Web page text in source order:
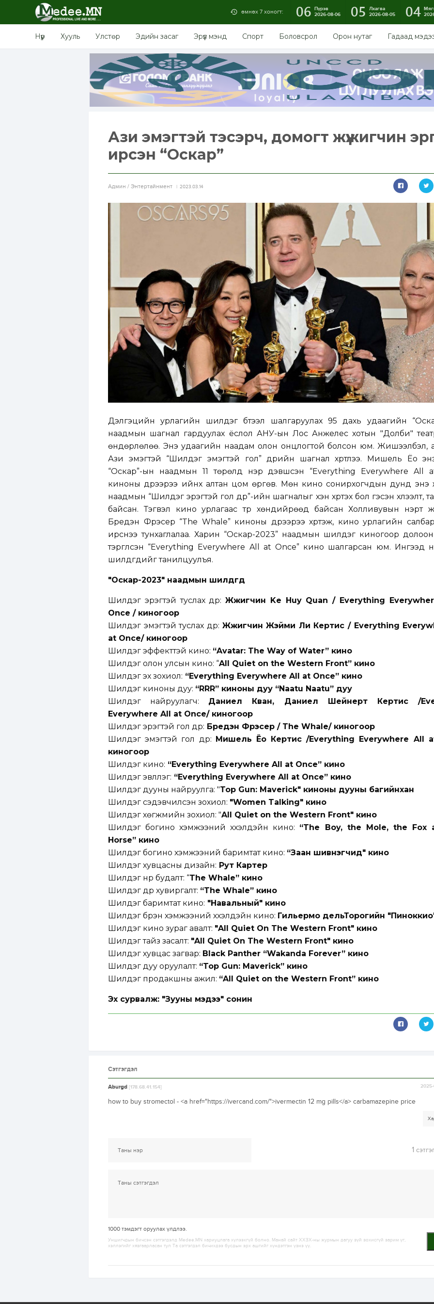
өмнөх 7 хоногт: 06 Пүрэв
2026-08-06
05
Лхагва
2026-08-05
04
Нүүр Хууль Улстөр Эдийн засаг Эрүүл мэнд Спорт Боловсрол Орон нутаг Гадаад
Ази эмэгтэй тэсэрч, домогт жүжигчин
ирсэн “Оскар”
Aдмин / Энтертайнмент 2023.03.14
Дэлгэцийн урлагийн шилдэг бүтээл шалгаруулах 95 дахь удаагийн
наадмын шагнал гардуулах ёслол АНУ-ын Лос Анжелес хотын "Долби"
өндөрлөлөө. Энэ удаагийн наадам олон онцлогтой болсон юм. Жишээлбэл,
Ази эмэгтэй “Шилдэг эмэгтэй гол” дүрийн шагнал хүртлээ. Мишель Ёо
“Оскар”-ын наадмын 11 төрөлд нэр дэвшсэн “Everything Everywhere All
киноны дүрээрээ ийнхүү алтан цом өргөв. Мөн кино сонирхогчдын дунд
наадмын “Шилдэг эрэгтэй гол дүр”-ийн шагналыг хэн хүртэх бол гэсэн хүлээлт,
байсан. Тэгвэл кино урлагаас түр хөндийрөөд байсан Холливувын нэрт
Бредэн Фрэсер “The Whale” киноны дүрээрээ хүртэж, кино урлагийн
ирснээ тунхаглалаа. Харин “Оскар-2023” наадмын шилдэг киногоор
тэргүүлсэн “Everything Everywhere All at Once” кино шалгарсан юм. Ингээд
шилдгүүдийг танилцуулъя.
"Оскар-2023" наадмын шилдгүүд
Шилдэг эрэгтэй туслах дүр: Жүжигчин Ke Huy Quan / Everything
Once / киногоор
Шилдэг эмэгтэй туслах дүр: Жүжигчин Жэйми Ли Кертис / Everything
at Once/ киногоор
Шилдэг эффекттэй кино: “Avatar: The Way of Water” кино
Шилдэг олон улсын кино: “All Quiet on the Western Front” кино
Шилдэг эх зохиол: “Everything Everywhere All at Once” кино
Шилдэг киноны дуу: “RRR” киноны дуу “Naatu Naatu” дуу
Шилдэг найруулагч: Даниел Кван, Даниел Шейнерт Кертис /
Everywhere All at Once/ киногоор
Шилдэг эрэгтэй гол дүр: Бредэн Фрэсер / The Whale/ киногоор
Шилдэг эмэгтэй гол дүр: Мишель Ёо Кертис /Everything Everywhere All
киногоор
Шилдэг кино: “Everything Everywhere All at Once” кино
Шилдэг эвлүүлэг: “Everything Everywhere All at Once” кино
Шилдэг дууны найруулга: "Top Gun: Maverick" киноны дууны багийнхан
Шилдэг сэдэвчилсэн зохиол: "Women Talking" кино
Шилдэг хөгжмийн зохиол: "All Quiet on the Western Front" кино
Шилдэг богино хэмжээний хүүхэлдэйн кино: “The Boy, the Mole, the Fox
Horse” кино
Шилдэг богино хэмжээний баримтат кино: “Заан шивнэгчид" кино
Шилдэг хувцасны дизайн: Рут Картер
Шилдэг нүүр будалт: “The Whale” кино
Шилдэг дүр хувиргалт: “The Whale” кино
Шилдэг баримтат кино: "Навальный" кино
Шилдэг бүрэн хэмжээний хүүхэлдэйн кино: Гильермо дельТорогийн
Шилдэг кино зураг авалт: "All Quiet On The Western Front" кино
Шилдэг тайз засалт: "All Quiet On The Western Front" кино
Шилдэг хувцас загвар: Black Panther “Wakanda Forever” кино
Шилдэг дуу оруулалт: “Top Gun: Maverick” кино
Шилдэг продакшны ажил: “All Quiet on the Western Front” кино
Эх сурвалж: "Зууны мэдээ" сонин
Сэтгэгдэл
Aburgd [178.68.41.154]
how to buy stromectol - <a href="https://ivercand.com/">ivermectin 12 mg pills</a> carbamazepine price
1
1000 тэмдэгт оруулах үлдлээ.
Уншигчдын бичсэн сэтгэгдэлд Medee.MN хариуцлага хүлээхгүй болно. Манай сайт ХХЗХ-ны журмын дагуу зүй зохисгүй зарим үг,
хэллэгийг хязгаарласан тул Та сэтгэгдэл бичихдээ бусдын эрх ашгийг хүндэтгэн үзнэ үү.